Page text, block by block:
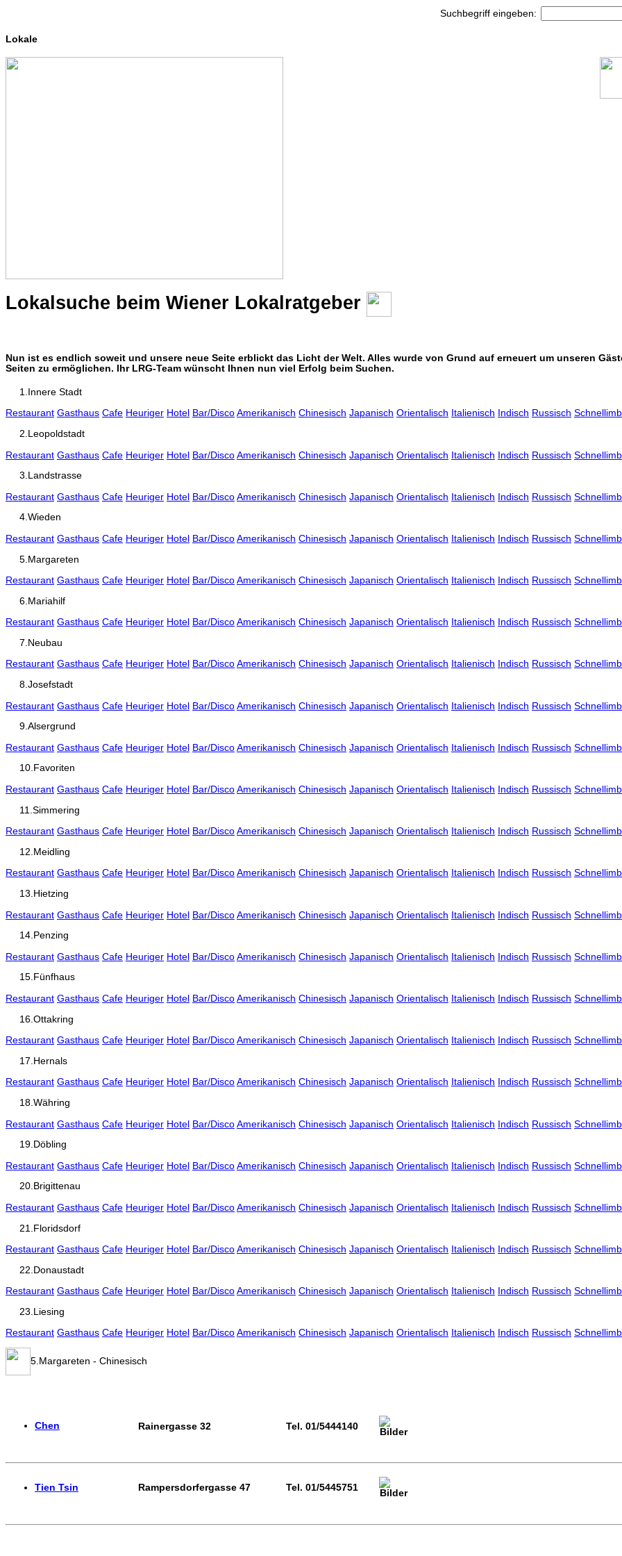
Suchbegriff eingeben:
Lokale
Lokalsuche beim Wiener Lokalratgeber
Nun ist es endlich soweit und unsere neue Seite erblickt das Licht der Welt. Alles wurde von Grund auf erneuert um unseren
Seiten zu ermöglichen. Ihr LRG-Team wünscht Ihnen nun viel Erfolg beim Suchen.
1.Innere Stadt
Restaurant Gasthaus Cafe Heuriger Hotel Bar/Disco Amerikanisch Chinesisch Japanisch Orientalisch Italienisch Indisch Russisch
2.Leopoldstadt
Restaurant Gasthaus Cafe Heuriger Hotel Bar/Disco Amerikanisch Chinesisch Japanisch Orientalisch Italienisch Indisch Russisch
3.Landstrasse
Restaurant Gasthaus Cafe Heuriger Hotel Bar/Disco Amerikanisch Chinesisch Japanisch Orientalisch Italienisch Indisch Russisch
4.Wieden
Restaurant Gasthaus Cafe Heuriger Hotel Bar/Disco Amerikanisch Chinesisch Japanisch Orientalisch Italienisch Indisch Russisch
5.Margareten
Restaurant Gasthaus Cafe Heuriger Hotel Bar/Disco Amerikanisch Chinesisch Japanisch Orientalisch Italienisch Indisch Russisch
6.Mariahilf
Restaurant Gasthaus Cafe Heuriger Hotel Bar/Disco Amerikanisch Chinesisch Japanisch Orientalisch Italienisch Indisch Russisch
7.Neubau
Restaurant Gasthaus Cafe Heuriger Hotel Bar/Disco Amerikanisch Chinesisch Japanisch Orientalisch Italienisch Indisch Russisch
8.Josefstadt
Restaurant Gasthaus Cafe Heuriger Hotel Bar/Disco Amerikanisch Chinesisch Japanisch Orientalisch Italienisch Indisch Russisch
9.Alsergrund
Restaurant Gasthaus Cafe Heuriger Hotel Bar/Disco Amerikanisch Chinesisch Japanisch Orientalisch Italienisch Indisch Russisch
10.Favoriten
Restaurant Gasthaus Cafe Heuriger Hotel Bar/Disco Amerikanisch Chinesisch Japanisch Orientalisch Italienisch Indisch Russisch
11.Simmering
Restaurant Gasthaus Cafe Heuriger Hotel Bar/Disco Amerikanisch Chinesisch Japanisch Orientalisch Italienisch Indisch Russisch
12.Meidling
Restaurant Gasthaus Cafe Heuriger Hotel Bar/Disco Amerikanisch Chinesisch Japanisch Orientalisch Italienisch Indisch Russisch
13.Hietzing
Restaurant Gasthaus Cafe Heuriger Hotel Bar/Disco Amerikanisch Chinesisch Japanisch Orientalisch Italienisch Indisch Russisch
14.Penzing
Restaurant Gasthaus Cafe Heuriger Hotel Bar/Disco Amerikanisch Chinesisch Japanisch Orientalisch Italienisch Indisch Russisch
15.Fünfhaus
Restaurant Gasthaus Cafe Heuriger Hotel Bar/Disco Amerikanisch Chinesisch Japanisch Orientalisch Italienisch Indisch Russisch
16.Ottakring
Restaurant Gasthaus Cafe Heuriger Hotel Bar/Disco Amerikanisch Chinesisch Japanisch Orientalisch Italienisch Indisch Russisch
17.Hernals
Restaurant Gasthaus Cafe Heuriger Hotel Bar/Disco Amerikanisch Chinesisch Japanisch Orientalisch Italienisch Indisch Russisch
18.Währing
Restaurant Gasthaus Cafe Heuriger Hotel Bar/Disco Amerikanisch Chinesisch Japanisch Orientalisch Italienisch Indisch Russisch
19.Döbling
Restaurant Gasthaus Cafe Heuriger Hotel Bar/Disco Amerikanisch Chinesisch Japanisch Orientalisch Italienisch Indisch Russisch
20.Brigittenau
Restaurant Gasthaus Cafe Heuriger Hotel Bar/Disco Amerikanisch Chinesisch Japanisch Orientalisch Italienisch Indisch Russisch
21.Floridsdorf
Restaurant Gasthaus Cafe Heuriger Hotel Bar/Disco Amerikanisch Chinesisch Japanisch Orientalisch Italienisch Indisch Russisch
22.Donaustadt
Restaurant Gasthaus Cafe Heuriger Hotel Bar/Disco Amerikanisch Chinesisch Japanisch Orientalisch Italienisch Indisch Russisch
23.Liesing
Restaurant Gasthaus Cafe Heuriger Hotel Bar/Disco Amerikanisch Chinesisch Japanisch Orientalisch Italienisch Indisch Russisch
5.Margareten - Chinesisch
Chen Rainergasse 32 Tel. 01/5444140
Tien Tsin Rampersdorfergasse 47 Tel. 01/5445751